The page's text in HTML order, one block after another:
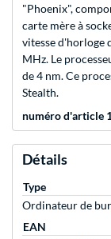
"Phoenix",
carte mère à
vitesse d'horloge
MHz. Le
de 4 nm. Ce
Stealth.
numéro d'article
Détails
Type
Ordinateur de
EAN